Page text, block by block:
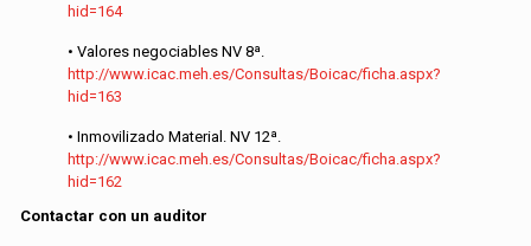
hid=164
• Valores negociables NV 8ª.
http://www.icac.meh.es/Consultas/Boicac/ficha.aspx?
hid=163
• Inmovilizado Material. NV 12ª.
http://www.icac.meh.es/Consultas/Boicac/ficha.aspx?
hid=162
Contactar con un auditor